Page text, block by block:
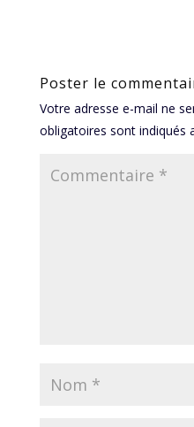
Poster le
Votre adresse e-mail ne
obligatoires sont indiqués